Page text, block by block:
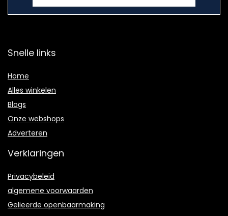
Snelle links
Home
Alles winkelen
Blogs
Onze webshops
Adverteren
Verklaringen
Privacybeleid
algemene voorwaarden
Gelieerde openbaarmaking